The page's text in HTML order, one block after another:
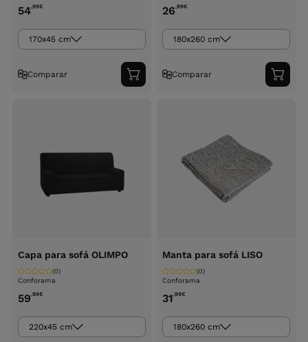
54,99€
170x45 cm
Comparar
Adicionar
ao
26,99€
180x260 cm
Comparar
ao
Capa para sofá OLIMPO
Conforama
(0)
59,99€
220x45 cm
Manta para sofá LISO
Conforama
(0)
31,99€
180x260 cm